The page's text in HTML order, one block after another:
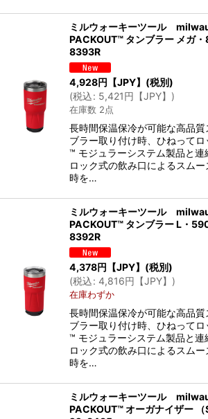
ミルウォーキーツール
PACKOUT™ タンブラー メ
8393R
4,928円【JPY】 (税別)
(税込: 5,421円【JPY】 )
在庫数 2点
長時間保温保冷が可能な高品
ブラー取り付け時、ひねって
™ モジュラーシステム製品と連
ロック式の飲み口によるスム
時を…
ミルウォーキーツール
PACKOUT™ タンブラー L・
8392R
4,378円【JPY】 (税別)
(税込: 4,816円【JPY】 )
在庫わずか
長時間保温保冷が可能な高品
ブラー取り付け時、ひねって
™ モジュラーシステム製品と連
ロック式の飲み口によるスム
時を…
ミルウォーキーツール
PACKOUT™ オーガナイザー